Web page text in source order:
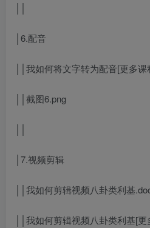
│6.配音
││我如何将文字转为配音[更多
││截图6.png
│7.视频剪辑
││我如何剪辑视频八卦类利基
││我如何剪辑视频八卦类利基[